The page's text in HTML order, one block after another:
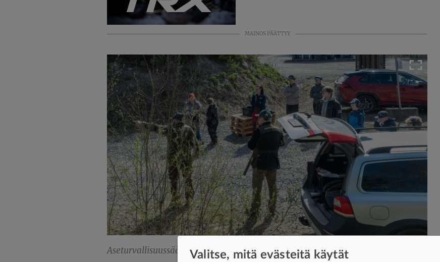
MAINOS PÄÄTTYY
Aseturvallisuussääntöjen läpikäyntiä porukalla.
Valitse, mitä evästeitä käytät